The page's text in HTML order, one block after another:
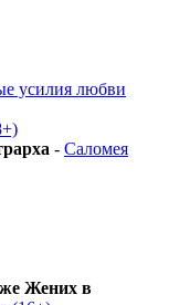
усилия любви
- Саломея
Жених в